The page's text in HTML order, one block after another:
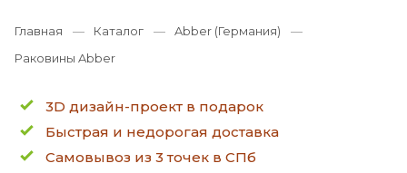
Главная — Каталог — Abber (Германия)
—
Раковины Abber
3D дизайн-проект в подарок
Быстрая и недорогая доставка
Самовывоз из 3 точек в СПб